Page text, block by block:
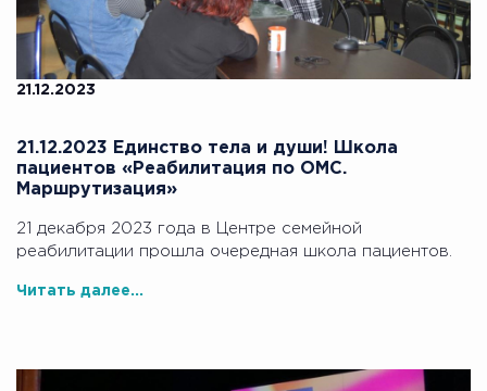
21.12.2023
21.12.2023 Единство тела и души! Школа
пациентов «Реабилитация по ОМС.
Маршрутизация»
21 декабря 2023 года в Центре семейной
реабилитации прошла очередная школа пациентов.
Читать далее...